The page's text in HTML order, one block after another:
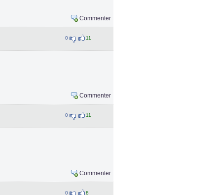
Commenter
0 11
Commenter
0 11
Commenter
0 8